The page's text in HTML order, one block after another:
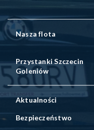
Nasza flota
Przystanki Szczecin
Goleniów
Aktualności
Bezpieczeństwo